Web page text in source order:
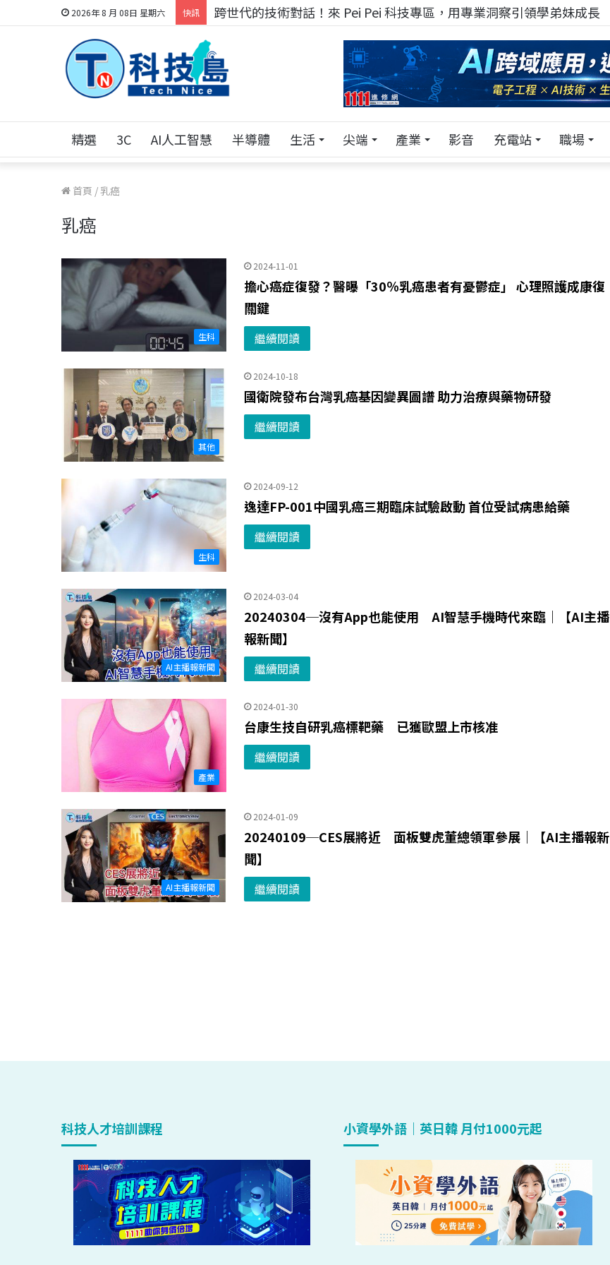
2026年 8 月 08日 星期六 快訊 跨世代的技術對話！來 Pei Pei 科技專區，用專業洞察引領學弟妹成長
精選 3C AI人工智慧 半導體 生活 尖端 產業 影音 充電站 職場
首頁 /乳癌
乳癌
生科
2024-11-01
擔心癌症復發？醫曝「30％乳癌患者有憂鬱症」 心理照護成康復
關鍵
繼續閱讀
其他
2024-10-18
國衛院發布台灣乳癌基因變異圖譜 助力治療與藥物研發
繼續閱讀
生科
2024-09-12
逸達FP-001中國乳癌三期臨床試驗啟動 首位受試病患給藥
繼續閱讀
AI主播報新聞
2024-03-04
20240304─沒有App也能使用 AI智慧手機時代來臨｜【AI主播
報新聞】
繼續閱讀
產業
2024-01-30
台康生技自研乳癌標靶藥 已獲歐盟上市核准
繼續閱讀
AI主播報新聞
2024-01-09
20240109─CES展將近 面板雙虎董總領軍參展｜【AI主播報新
聞】
繼續閱讀
科技人才培訓課程 小資學外語｜英日韓 月付1000元起